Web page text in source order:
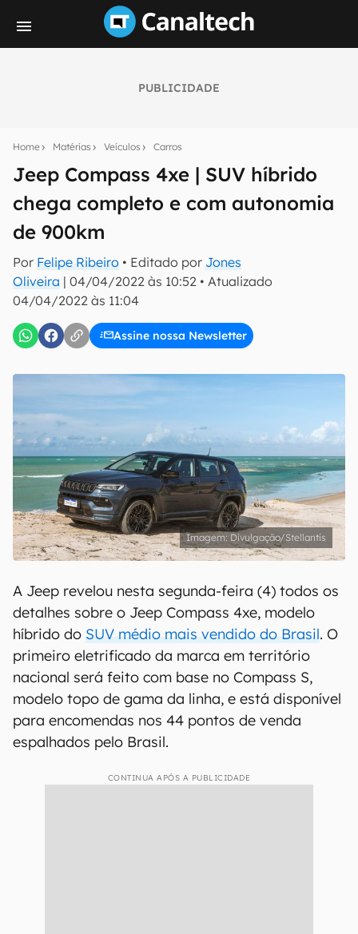
PUBLICIDADE
Home Matérias Veículos Carros
Jeep Compass 4xe | SUV híbrido
chega completo e com autonomia
de 900km
Por Felipe Ribeiro • Editado por Jones
Oliveira | 04/04/2022 às 10:52 • Atualizado
04/04/2022 às 11:04
Assine nossa Newsletter
notícias e reviews sobre tecnologia em primeira
E-mail
inscreva-se
Uso e Política de Privacidade do Canaltech.
Divulgação/Stellantis
A Jeep revelou nesta segunda-feira (4) todos os
detalhes sobre o Jeep Compass 4xe, modelo
híbrido do SUV médio mais vendido do Brasil. O
primeiro eletrificado da marca em território
nacional será feito com base no Compass S,
modelo topo de gama da linha, e está disponível
para encomendas nos 44 pontos de venda
espalhados pelo Brasil.
CONTINUA APÓS A PUBLICIDADE